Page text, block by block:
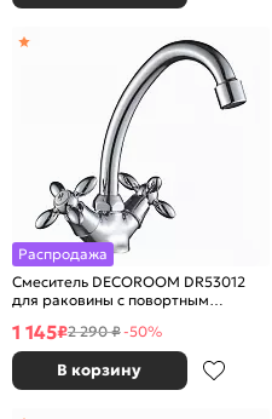
Распродажа
Смеситель DECOROOM DR53012
для раковины с повортным
1 145₽2 290 ₽-50%
В корзину